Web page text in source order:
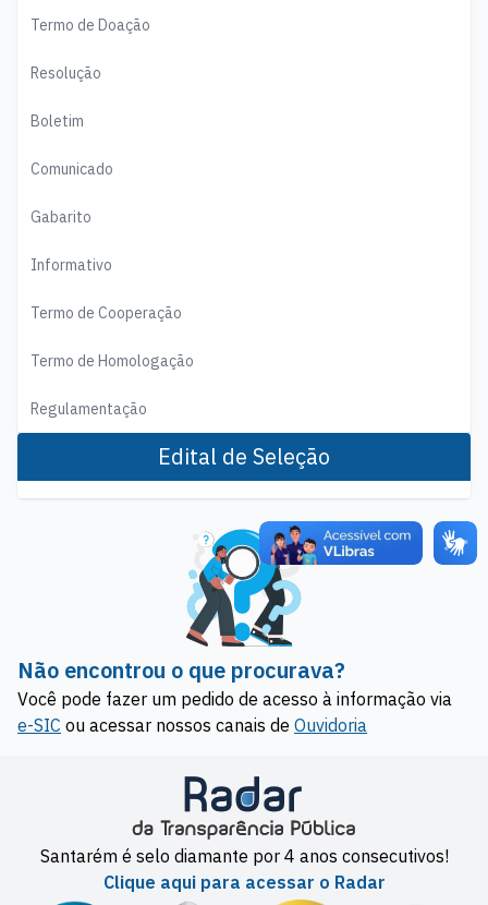
Termo de Doação
Resolução
Boletim
Comunicado
Gabarito
Informativo
Termo de Cooperação
Termo de Homologação
Regulamentação
Edital de Seleção
Não encontrou o que procurava?
Você pode fazer um pedido de acesso à informação via
e-SIC ou acessar nossos canais de Ouvidoria
Santarém é selo diamante por 4 anos consecutivos!
Clique aqui para acessar o Radar